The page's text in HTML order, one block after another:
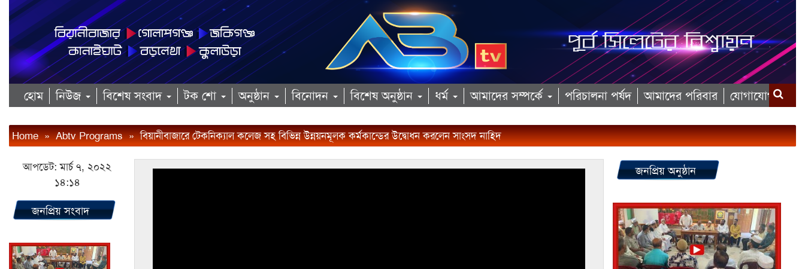
হোম নিউজ বিশেষ সংবাদ টক শো অনুষ্ঠান বিনোদন বিশেষ অনুষ্ঠান ধর্ম আমাদের সম্পর্কে পরিচালনা পর্ষদ আমাদের পরিবার যোগাযোগ
Home » Abtv Programs » বিয়ানীবাজারে টেকনিক্যাল কলেজ সহ বিভিন্ন উন্নয়নমূলক কর্মকান্ডের উদ্বোধন করলেন সাংসদ নাহিদ
আপডেট: মার্চ ৭, ২০২২
১৪:১৪
জনপ্রিয় সংবাদ
জনপ্রিয় অনুষ্ঠান